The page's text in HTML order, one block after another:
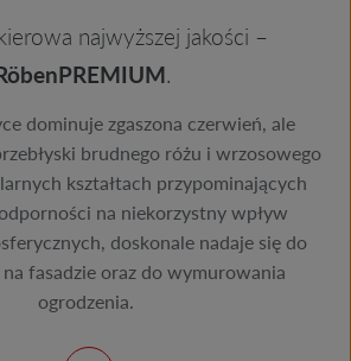
najwyższej jakości –
.
dominuje zgaszona czerwień, ale
brudnego różu i wrzosowego
kształtach przypominających
na niekorzystny wpływ
doskonale nadaje się do
fasadzie oraz do wymurowania
ogrodzenia.